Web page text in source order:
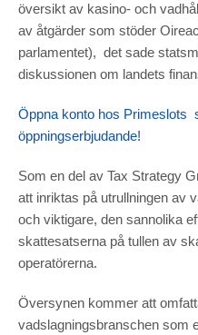
översikt av kasino- och
av åtgärder som stöder
parlamentet), det sade
diskussionen om landets
Öppna konto hos Primeslots
öppningserbjudande!
Som en del av Tax Strategy
att inriktas på utrullningen av
och viktigare, den sannolika
skattesatserna på tullen av
operatörerna.
Översynen kommer att
vadslagningsbranschen som